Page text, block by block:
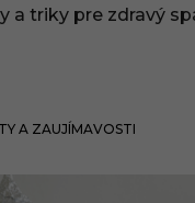
a triky pre zdravý
A ZAUJÍMAVOSTI